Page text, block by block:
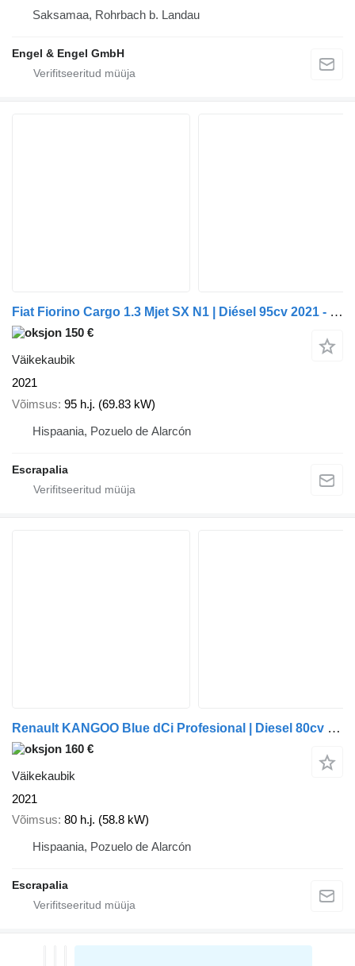
Saksamaa, Rohrbach b. Landau
Engel & Engel GmbH
Fiat Fiorino Cargo 1.3 Mjet SX N1 | Diésel 95cv 2021 - 5799-LNN
150 €
Väikekaubik
2021
Võimsus 95 h.j. (69.83 kW)
Hispaania, Pozuelo de Alarcón
Escrapalia
Renault KANGOO Blue dCi Profesional | Diesel 80cv 2021 - 2959 LRW
160 €
Väikekaubik
2021
Võimsus 80 h.j. (58.8 kW)
Hispaania, Pozuelo de Alarcón
Escrapalia